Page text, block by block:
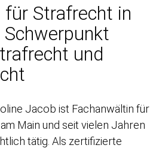
Strafrecht in
und
Jacob ist Fachanwältin für
Main und seit vielen Jahren
tätig. Als zertifizierte